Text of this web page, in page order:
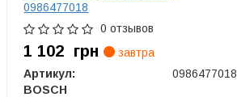
0986477018
0 отзывов
1 102 грн
завтра
Артикул:
0986477018
BOSCH